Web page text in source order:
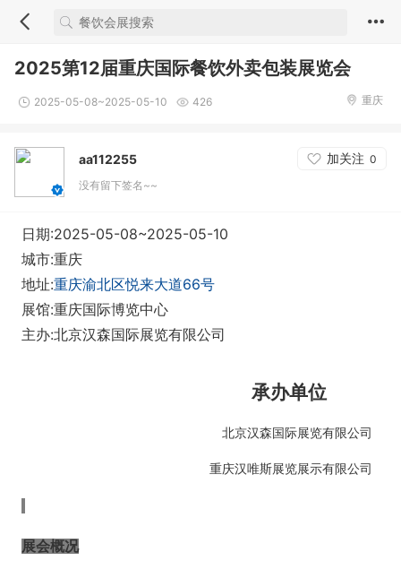
2025第12届重庆国际餐饮外卖包装展览会
2025-05-08~2025-05-10 426 重庆
aa112255 加关注 0
没有留下签名~~
日期:2025-05-08~2025-05-10
城市:重庆
地址:重庆渝北区悦来大道66号
展馆:重庆国际博览中心
主办:北京汉森国际展览有限公司
承办单位
北京汉森国际展览有限公司
重庆汉唯斯展览展示有限公司
展会概况